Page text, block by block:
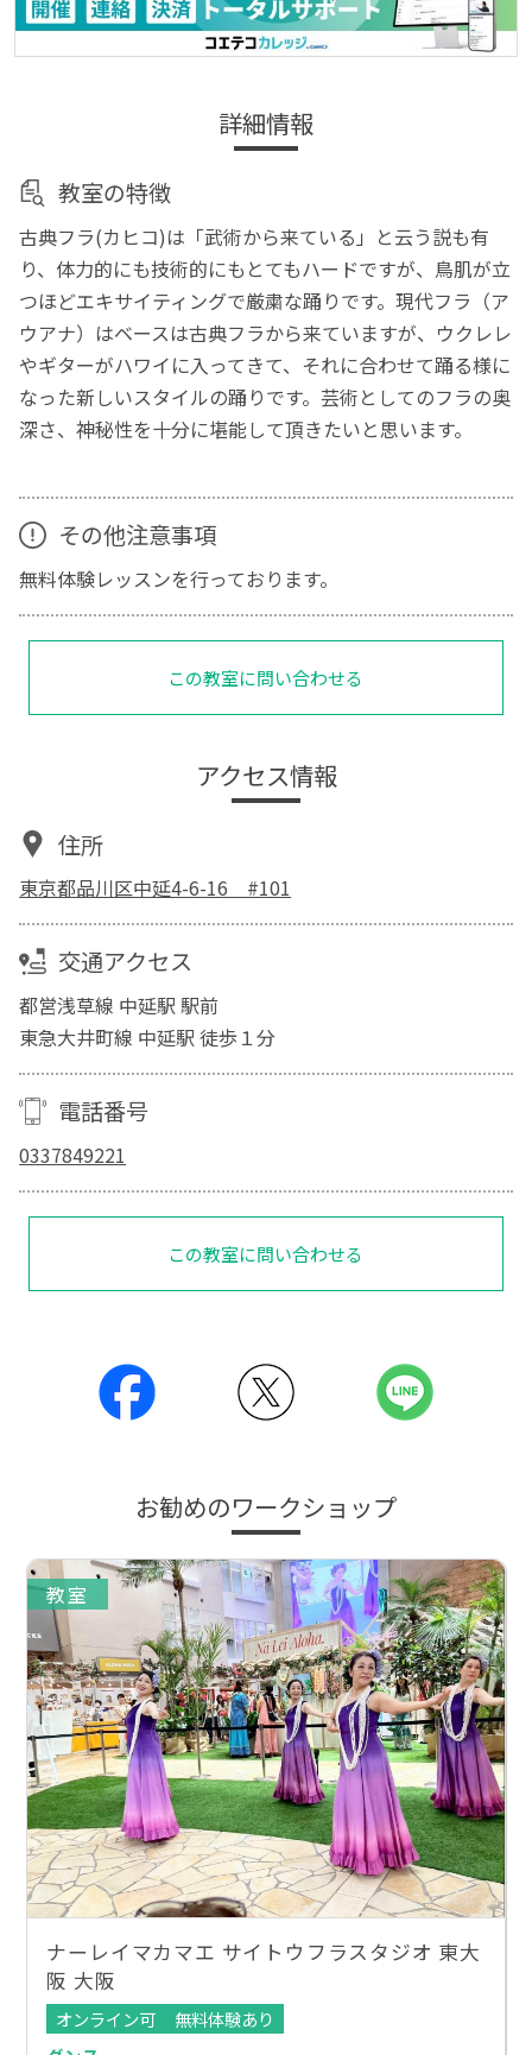
詳細情報
教室の特徴
古典フラ(カヒコ)は「武術から来ている」と云う説も有
り、体力的にも技術的にもとてもハードですが、鳥肌が立
つほどエキサイティングで厳粛な踊りです。現代フラ（ア
ウアナ）はベースは古典フラから来ていますが、ウクレレ
やギターがハワイに入ってきて、それに合わせて踊る様に
なった新しいスタイルの踊りです。芸術としてのフラの奥
深さ、神秘性を十分に堪能して頂きたいと思います。
その他注意事項
無料体験レッスンを行っております。
この教室に問い合わせる
アクセス情報
住所
東京都品川区中延4-6-16 #101
交通アクセス
都営浅草線 中延駅 駅前
東急大井町線 中延駅 徒歩１分
電話番号
0337849221
この教室に問い合わせる
お勧めのワークショップ
教室
ナーレイマカマエ サイトウフラスタジオ 東大
阪 大阪
オンライン可
無料体験あり